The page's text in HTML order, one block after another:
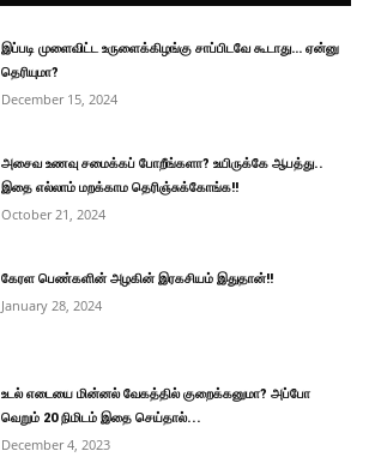
இப்படி முளைவிட்ட உருளைக்கிழங்கு சாப்பிடவே கூடாது… ஏன்னு
தெரியுமா?
December 15, 2024
அசைவ உணவு சமைக்கப் போறீங்களா? உயிருக்கே ஆபத்து..
இதை எல்லாம் மறக்காம தெரிஞ்சுக்கோங்க!!
October 21, 2024
கேரள பெண்களின் அழகின் இரகசியம் இதுதான்!!
January 28, 2024
உடல் எடையை மின்னல் வேகத்தில் குறைக்கனுமா? அப்போ
வெறும் 20 நிமிடம் இதை செய்தால்...
December 4, 2023